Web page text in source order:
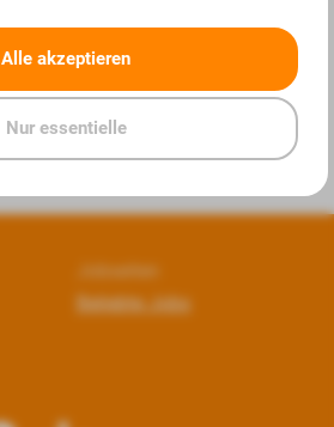
Jobseiten
Beliebte Jobs
Alle akzeptieren
Nur essentielle